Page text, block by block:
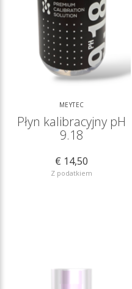
MEYTEC
Płyn kalibracyjny pH
9.18
€ 14,50
Z podatkiem